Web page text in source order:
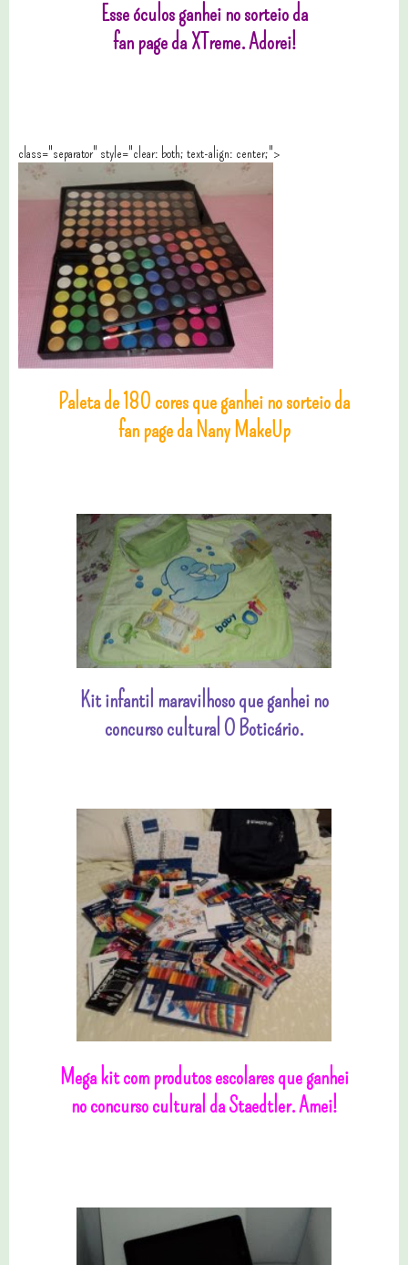
Esse óculos ganhei no sorteio da
fan page da XTreme. Adorei!
class="separator" style="clear: both; text-align: center;">
Paleta de 180 cores que ganhei no sorteio da
fan page da Nany MakeUp
Kit infantil maravilhoso que ganhei no
concurso cultural O Boticário.
Mega kit com produtos escolares que ganhei
no concurso cultural da Staedtler. Amei!